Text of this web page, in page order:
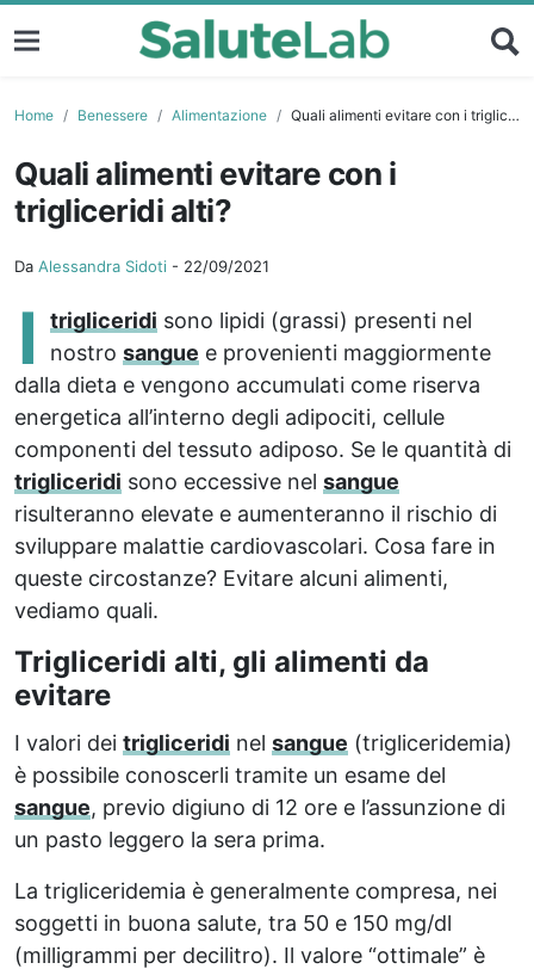
Home Benessere Alimentazione Quali alimenti evitare con i trigliceridi alti?
Quali alimenti evitare con i
trigliceridi alti?
Da Alessandra Sidoti - 22/09/2021
I trigliceridi sono lipidi (grassi) presenti nel
nostro sangue e provenienti maggiormente
dalla dieta e vengono accumulati come riserva
energetica all’interno degli adipociti, cellule
componenti del tessuto adiposo. Se le quantità di
trigliceridi sono eccessive nel sangue
risulteranno elevate e aumenteranno il rischio di
sviluppare malattie cardiovascolari. Cosa fare in
queste circostanze? Evitare alcuni alimenti,
vediamo quali.
Trigliceridi alti, gli alimenti da
evitare
I valori dei trigliceridi nel sangue (trigliceridemia)
è possibile conoscerli tramite un esame del
sangue, previo digiuno di 12 ore e l’assunzione di
un pasto leggero la sera prima.
La trigliceridemia è generalmente compresa, nei
soggetti in buona salute, tra 50 e 150 mg/dl
(milligrammi per decilitro). Il valore “ottimale” è